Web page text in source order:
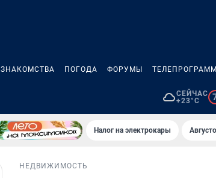
ЗНАКОМСТВА ПОГОДА ФОРУМЫ
СЕЙЧАС
+23°C
Налог на электрокары
НЕДВИЖИМОСТЬ